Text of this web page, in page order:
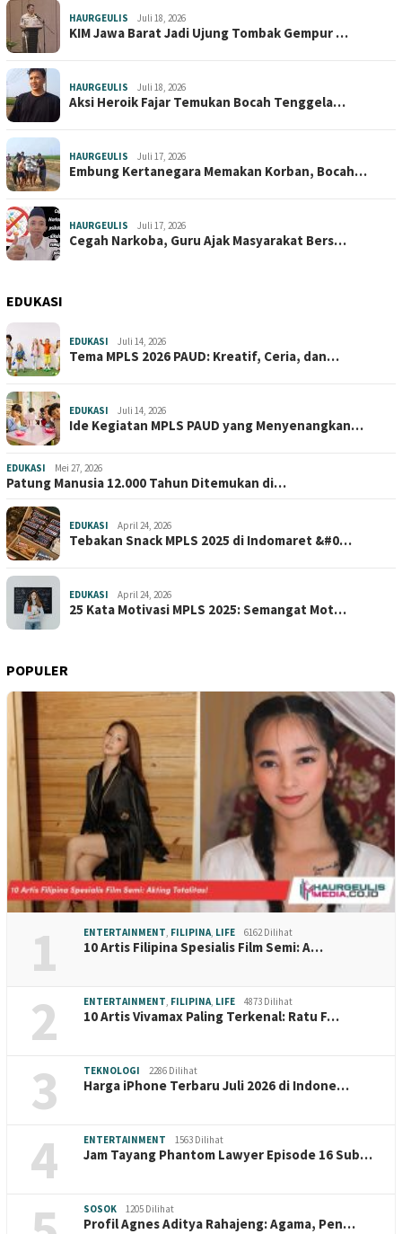
HAURGEULIS Juli 18, 2026
KIM Jawa Barat Jadi Ujung Tombak Gempur …
HAURGEULIS Juli 18, 2026
Aksi Heroik Fajar Temukan Bocah Tenggela…
HAURGEULIS Juli 17, 2026
Embung Kertanegara Memakan Korban, Bocah…
HAURGEULIS Juli 17, 2026
Cegah Narkoba, Guru Ajak Masyarakat Bers…
EDUKASI
EDUKASI Juli 14, 2026
Tema MPLS 2026 PAUD: Kreatif, Ceria, dan…
EDUKASI Juli 14, 2026
Ide Kegiatan MPLS PAUD yang Menyenangkan…
EDUKASI Mei 27, 2026
Patung Manusia 12.000 Tahun Ditemukan di…
EDUKASI April 24, 2026
Tebakan Snack MPLS 2025 di Indomaret &#0…
EDUKASI April 24, 2026
25 Kata Motivasi MPLS 2025: Semangat Mot…
POPULER
1 ENTERTAINMENT FILIPINA LIFE 6162 Dilihat
10 Artis Filipina Spesialis Film Semi: A…
2 ENTERTAINMENT FILIPINA LIFE 4873 Dilihat
10 Artis Vivamax Paling Terkenal: Ratu F…
3 TEKNOLOGI 2286 Dilihat
Harga iPhone Terbaru Juli 2026 di Indone…
4 ENTERTAINMENT 1563 Dilihat
Jam Tayang Phantom Lawyer Episode 16 Sub…
SOSOK 1205 Dilihat
Profil Agnes Aditya Rahajeng: Agama, Pen…